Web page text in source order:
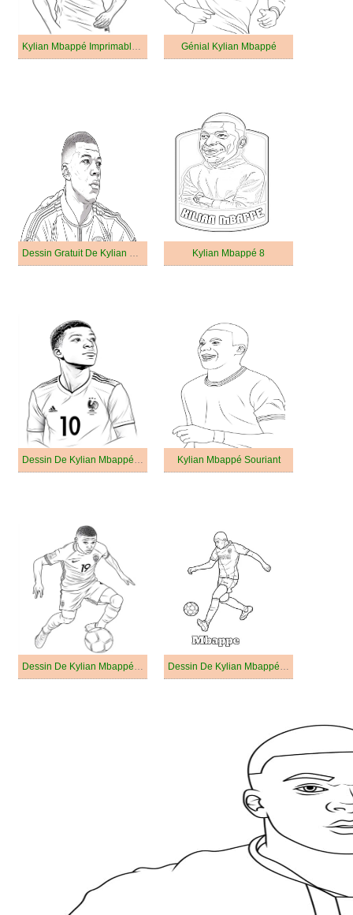
Kylian Mbappé Imprimable Pour Les Enfants Génial Kylian Mbappé
Dessin Gratuit De Kylian Mbappé Kylian Mbappé 8
Dessin De Kylian Mbappé Jeune Kylian Mbappé Souriant
Dessin De Kylian Mbappé Gratuit Dessin De Kylian Mbappé Pour Enfants